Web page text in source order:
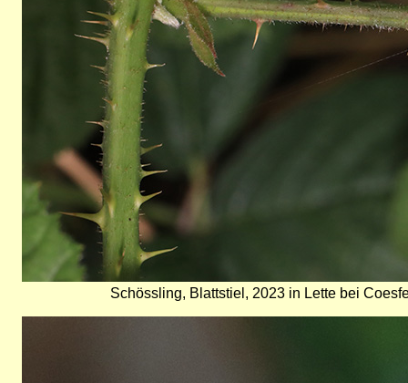
Schössling, Blattstiel, 2023 in Lette bei